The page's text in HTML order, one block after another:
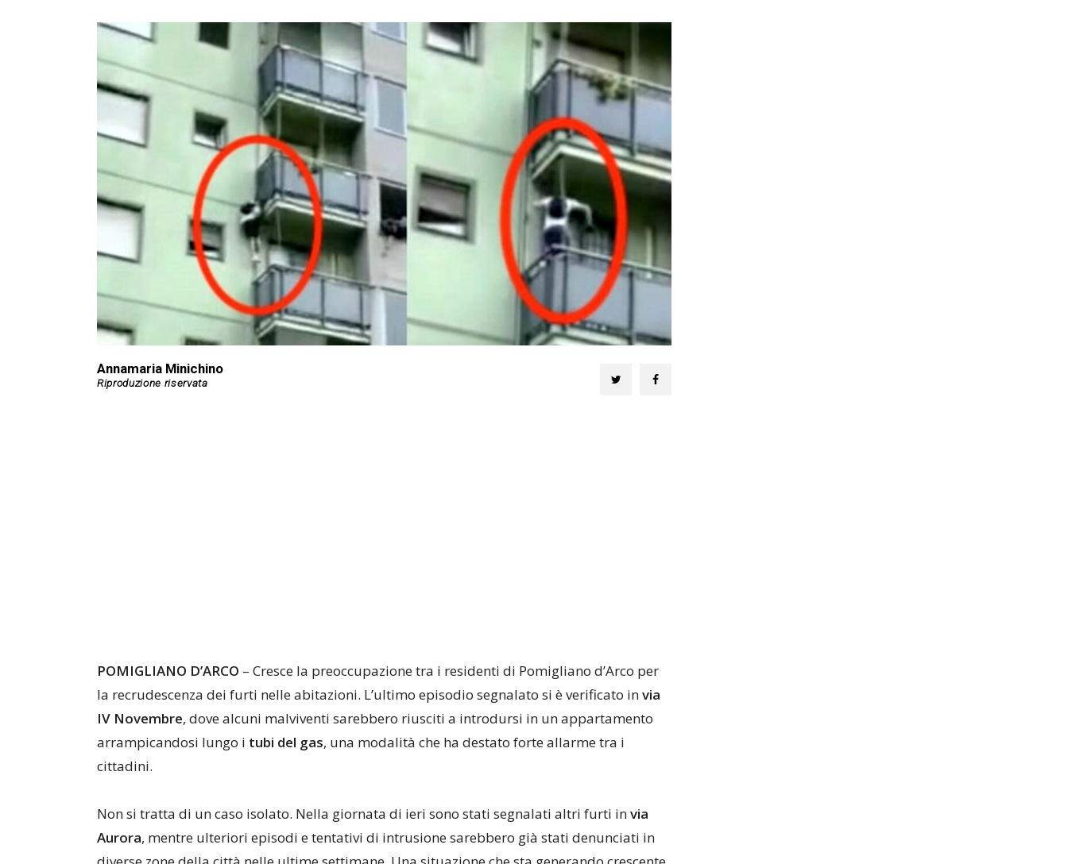
Annamaria Minichino
POMIGLIANO D’ARCO – Cresce la preoccupazione tra i residenti di Pomigliano d’Arco per
la recrudescenza dei furti nelle abitazioni. L’ultimo episodio segnalato si è verificato invia
IV Novembre, dove alcuni malviventi sarebbero riusciti a introdursi in un appartamento
arrampicandosi lungo i tubi del gas, una modalità che ha destato forte allarme tra i
cittadini.
Non si tratta di un caso isolato. Nella giornata di ieri sono stati segnalati altri furti invia
Aurora, mentre ulteriori episodi e tentativi di intrusione sarebbero già stati denunciati in